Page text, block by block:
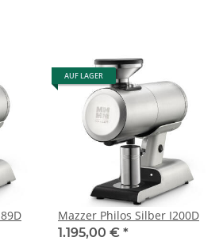
AUF LAGER
Mazzer Philos Silber I200D
1.195,00 € *